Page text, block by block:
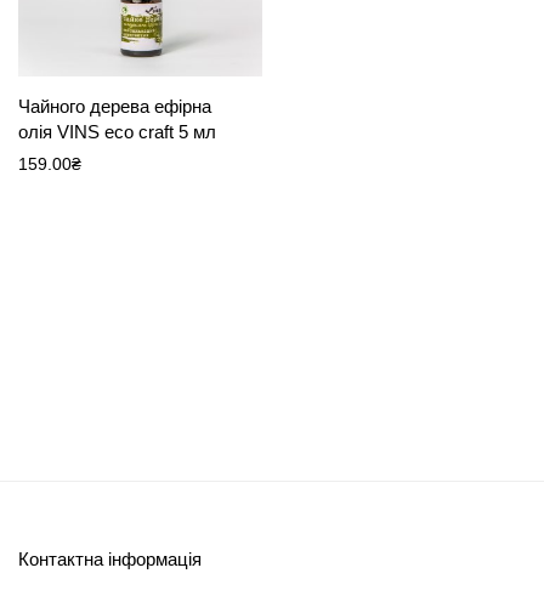
Чайного дерева ефірна
олія VINS eco craft 5 мл
159.00₴
Контактна інформація